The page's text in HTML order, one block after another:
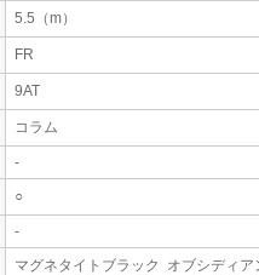
5.5（m）
FR
9AT
コラム
-
○
-
マグネタイトブラック オブシディア